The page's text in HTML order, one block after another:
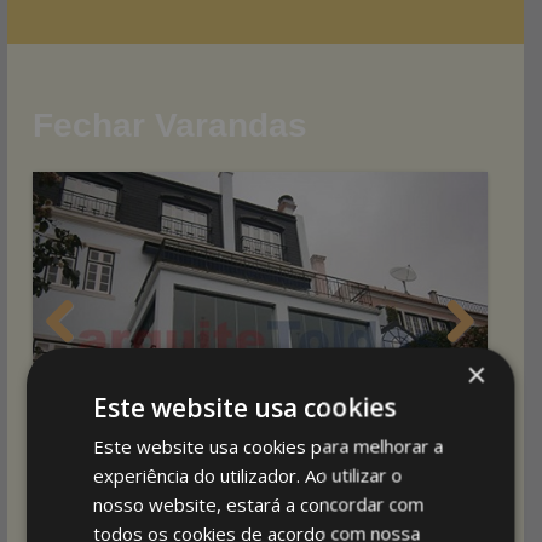
×
Este website usa cookies
Este website usa cookies para melhorar a
experiência do utilizador. Ao utilizar o
nosso website, estará a concordar com
todos os cookies de acordo com nossa